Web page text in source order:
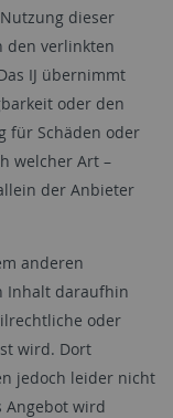
dieser
den verlinkten
IJ übernimmt
oder den
für Schäden oder
welcher Art –
der Anbieter
anderen
Inhalt daraufhin
oder
wird. Dort
jedoch leider nicht
Angebot wird